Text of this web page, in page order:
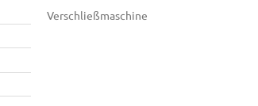
Verschließmaschine